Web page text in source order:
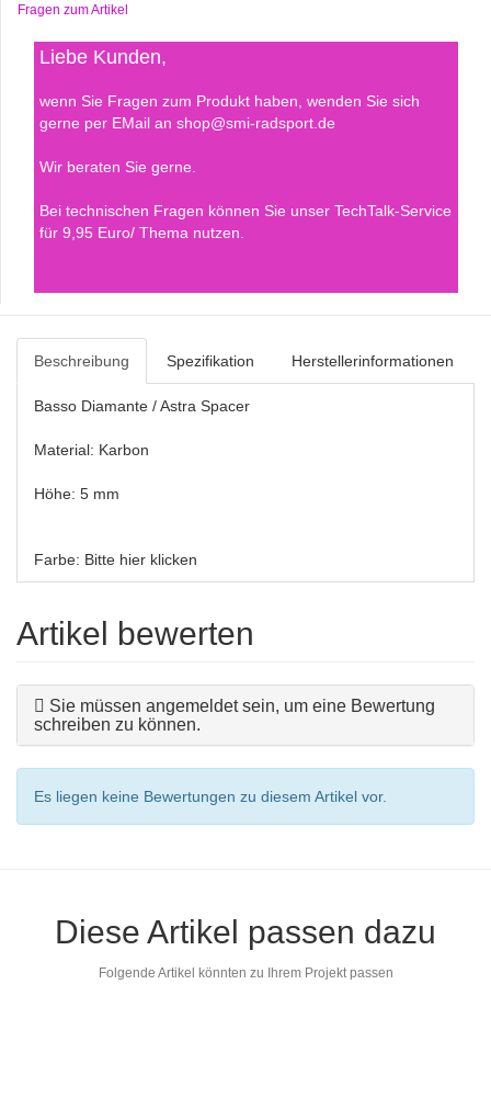
Fragen zum Artikel
Liebe Kunden,
wenn Sie Fragen zum Produkt haben, wenden Sie sich
gerne per EMail an shop@smi-radsport.de
Wir beraten Sie gerne.
Bei technischen Fragen können Sie unser TechTalk-Service
für 9,95 Euro/ Thema nutzen.
Beschreibung Spezifikation Herstellerinformationen
Basso Diamante / Astra Spacer
Material: Karbon
Höhe: 5 mm
Farbe: Bitte hier klicken
Artikel bewerten
Sie müssen angemeldet sein, um eine Bewertung
schreiben zu können.
Es liegen keine Bewertungen zu diesem Artikel vor.
Diese Artikel passen dazu
Folgende Artikel könnten zu Ihrem Projekt passen